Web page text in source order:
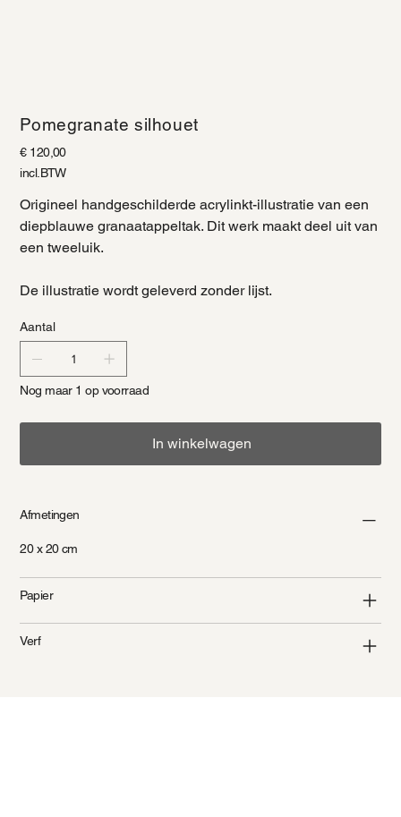
Pomegranate silhouet
Prijs
€ 120,00
incl.BTW
Origineel handgeschilderde acrylinkt-illustratie van een
diepblauwe granaatappeltak. Dit werk maakt deel uit van
een tweeluik.
De illustratie wordt geleverd zonder lijst.
Aantal
Nog maar 1 op voorraad
In winkelwagen
Afmetingen
20 x 20 cm
Papier
Verf